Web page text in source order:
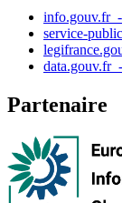
info.gouv.fr
service-
data.gouv.fr
Partenaire